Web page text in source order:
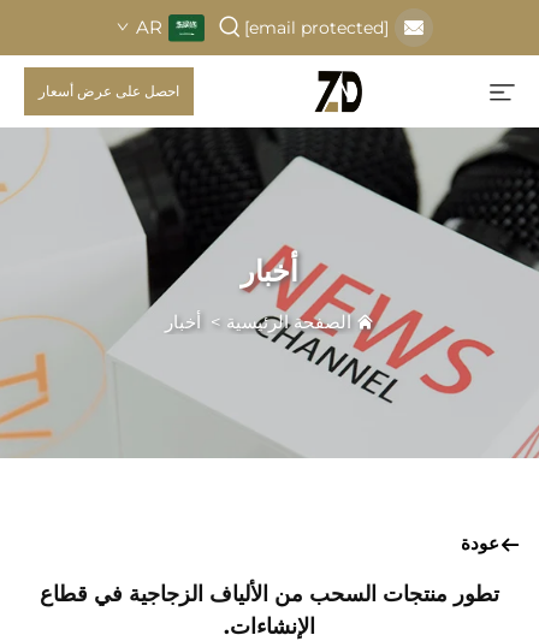
[email protected]
AR
احصل على عرض أسعار
أخبار
الصفحة الرئيسية > أخبار
عودة
تطور منتجات السحب من الألياف الزجاجية في قطاع
الإنشاءات.